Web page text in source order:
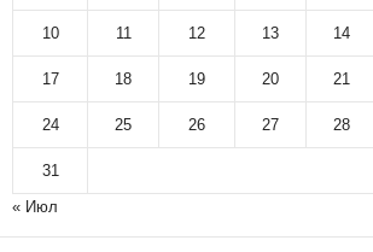
10 11 12 13 14
17 18 19 20 21
24 25 26 27 28
31
« Июл